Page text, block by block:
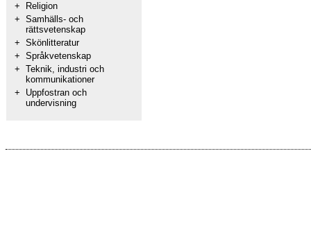
+
Religion
+ Samhälls- och
rättsvetenskap
+ Skönlitteratur
+ Språkvetenskap
+ Teknik, industri och
kommunikationer
+
Uppfostran och
undervisning